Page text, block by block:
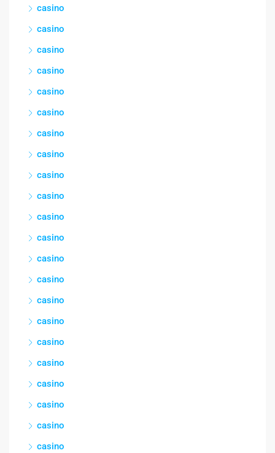
casino
casino
casino
casino
casino
casino
casino
casino
casino
casino
casino
casino
casino
casino
casino
casino
casino
casino
casino
casino
casino
casino